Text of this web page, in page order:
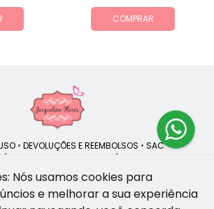
COMPRAR
• DEVOLUÇÕES E REEMBOLSOS • SAC
DE PRIVACIDADE POLÍTICA DE COOKIES
Nós usamos cookies para
e melhorar a sua experiência